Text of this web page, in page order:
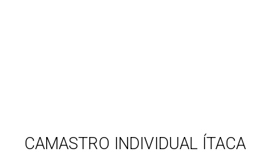
CAMASTRO INDIVIDUAL ÍTACA